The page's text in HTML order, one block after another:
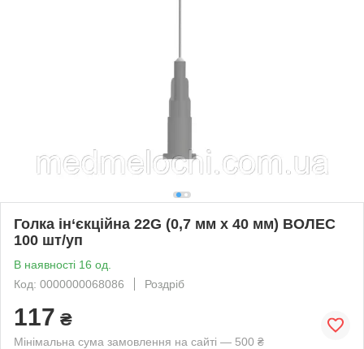
Голка ін‘єкційна 22G (0,7 мм х 40 мм) ВОЛЕС
100 шт/уп
В наявності 16 од.
Код: 0000000068086
Роздріб
117 ₴
Мінімальна сума замовлення на сайті — 500 ₴